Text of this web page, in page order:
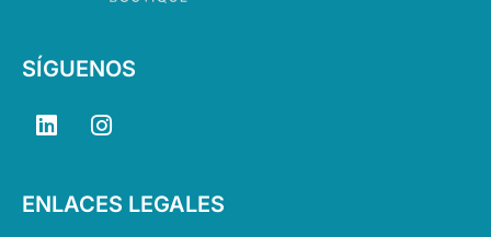
SÍGUENOS
L
i
e
I
n
a
ENLACES LEGALES